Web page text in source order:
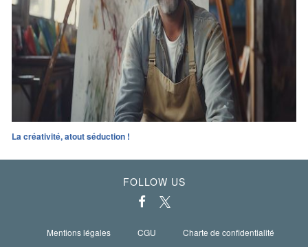
La créativité, atout séduction !
FOLLOW US
Mentions légales CGU Charte de confidentialité